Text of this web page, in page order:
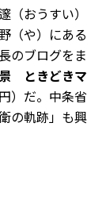
おうすい）
（や）にある
のブログをま
ときどきマ
）だ。中条省
の軌跡」も興